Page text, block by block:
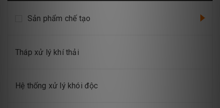
Sản phẩm chế tạo
Tháp xử lý khí thải
Hệ thống xử lý khói độc